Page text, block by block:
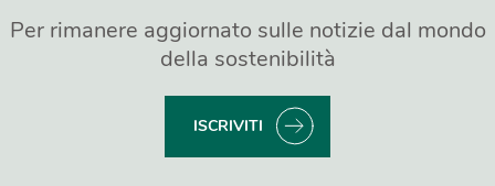
Per rimanere aggiornato sulle notizie dal mondo
della sostenibilità
ISCRIVITI